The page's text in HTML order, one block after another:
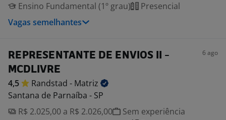
Ensino Fundamental (1º grau)
Presencial
Vagas semelhantes
REPRESENTANTE DE ENVIOS II -
MCDLIVRE
6 ago
4,5 Randstad - Matriz
Santana de Parnaíba - SP
R$ 2.025,00 a R$ 2.026,00
Sem experiência